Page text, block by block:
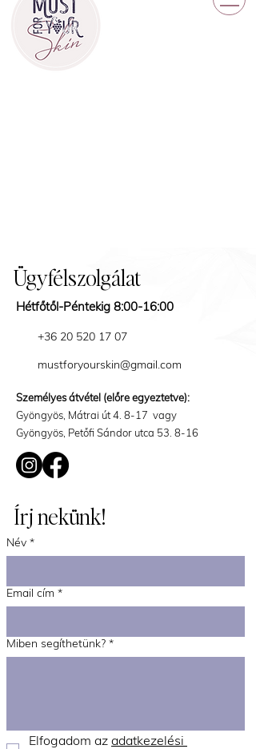
Ügyfélszolgálat
Hétfőtől-Péntekig 8:00-16:00
+36 20 520 17 07
mustforyourskin@gmail.com
Személyes átvétel (előre egyeztetve):
Gyöngyös, Mátrai út 4. 8-17 vagy
Gyöngyös, Petőfi Sándor utca 53. 8-16
Írj nekünk!
Név *
Email cím *
Miben segíthetünk? *
Elfogadom az adatkezelési